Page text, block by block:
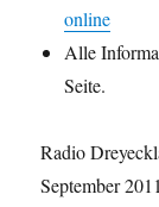
online
Alle
Seite.
Radio
September